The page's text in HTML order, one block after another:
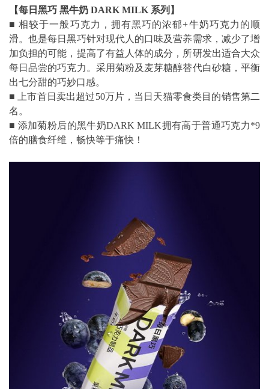
【每日黑巧 黑牛奶 DARK MILK 系列】
■ 相较于一般巧克力，拥有黑巧的浓郁+牛奶巧克力的顺
滑。也是每日黑巧针对现代人的口味及营养需求，减少了增
加负担的可能，提高了有益人体的成分，所研发出适合大众
每日品尝的巧克力。采用菊粉及麦芽糖醇替代白砂糖，平衡
出七分甜的巧妙口感。
■ 上市首日卖出超过50万片，当日天猫零食类目的销售第二
名。
■ 添加菊粉后的黑牛奶DARK MILK拥有高于普通巧克力*9
倍的膳食纤维，畅快等于痛快！